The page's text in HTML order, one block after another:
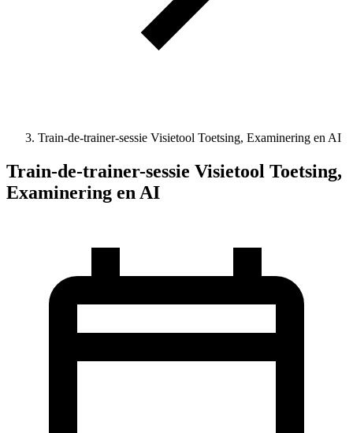
Train-de-trainer-sessie Visietool Toetsing, Examinering en AI
Train-de-trainer-sessie Visietool Toetsing,
Examinering en AI